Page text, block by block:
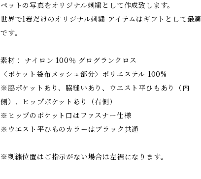
ペットの写真をオリジナル刺繍として作成致します。
世界で1着だけのオリジナル刺繍 アイテムはギフトとして最適
です。
素材： ナイロン 100％ グログランクロス
〈ポケット袋布メッシュ部分〉ポリエステル 100%
※脇ポケットあり、脇縫いあり、ウエスト平ひもあり（内
側）、ヒップポケットあり（右側）
※ヒップのポケット口はファスナー仕様
※ウエスト平ひものカラーはブラック共通
※刺繍位置はご指示がない場合は左裾になります。